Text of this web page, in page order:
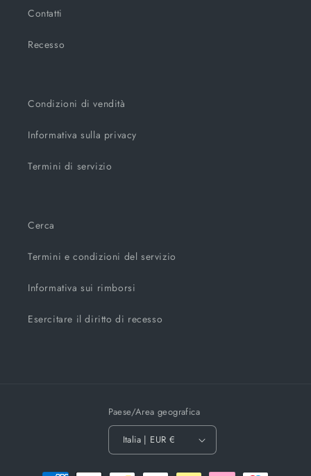
Contatti
Recesso
Condizioni di vendità
Informativa sulla privacy
Termini di servizio
Cerca
Termini e condizioni del servizio
Informativa sui rimborsi
Esercitare il diritto di recesso
Paese/Area geografica
Italia | EUR €